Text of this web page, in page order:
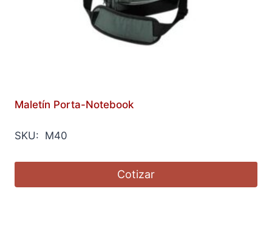
Maletín Porta-Notebook
SKU: M40
Cotizar